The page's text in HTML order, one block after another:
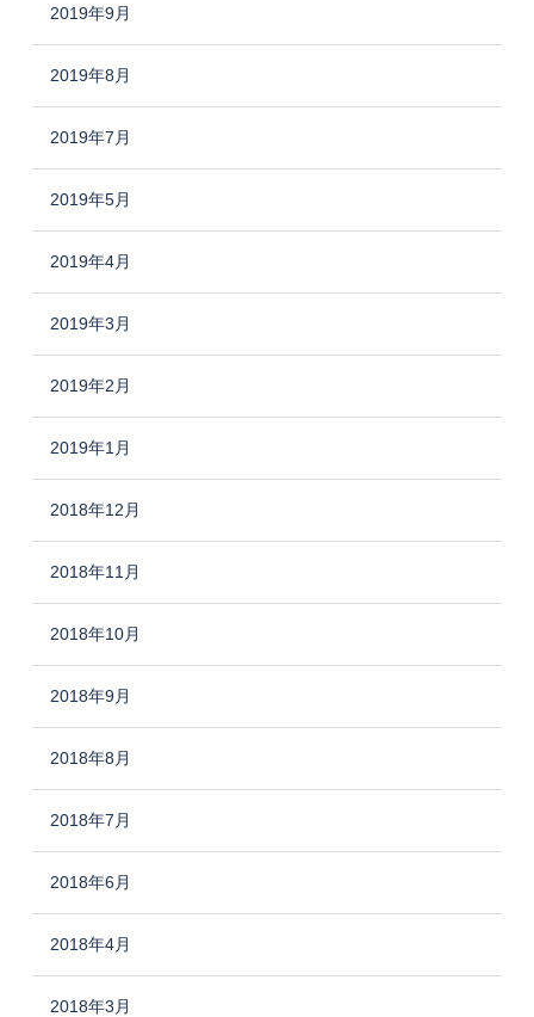
2019年9月
2019年8月
2019年7月
2019年5月
2019年4月
2019年3月
2019年2月
2019年1月
2018年12月
2018年11月
2018年10月
2018年9月
2018年8月
2018年7月
2018年6月
2018年4月
2018年3月